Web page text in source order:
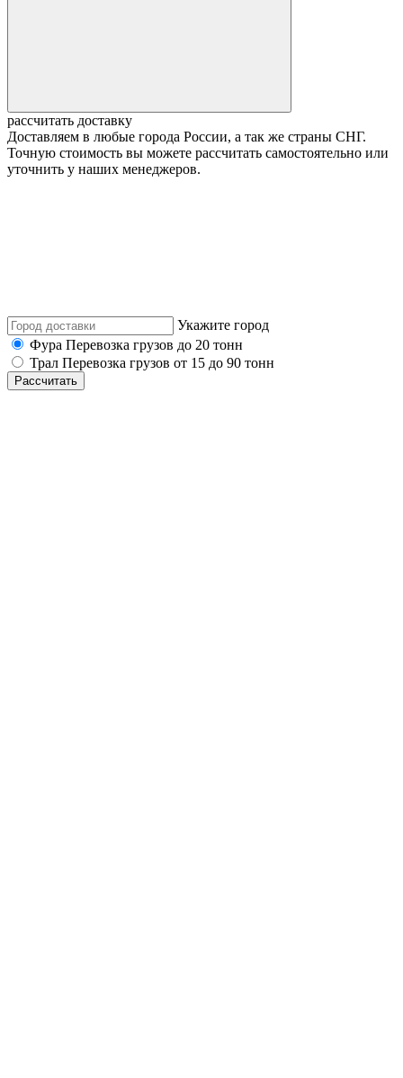
рассчитать доставку
Доставляем в любые города России, а так же страны СНГ.
Точную стоимость вы можете рассчитать самостоятельно или
уточнить у наших менеджеров.
Укажите город
Фура Перевозка грузов до 20 тонн
Трал Перевозка грузов от 15 до 90 тонн
Рассчитать